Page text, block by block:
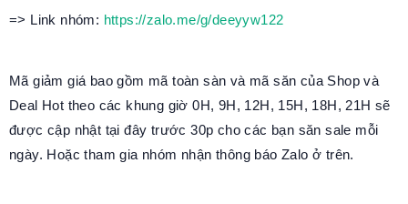
=> Link nhóm: https://zalo.me/g/deeyyw122
Mã giảm giá bao gồm mã toàn sàn và mã săn của Shop và
Deal Hot theo các khung giờ 0H, 9H, 12H, 15H, 18H, 21H sẽ
được cập nhật tại đây trước 30p cho các bạn săn sale mỗi
ngày. Hoặc tham gia nhóm nhận thông báo Zalo ở trên.